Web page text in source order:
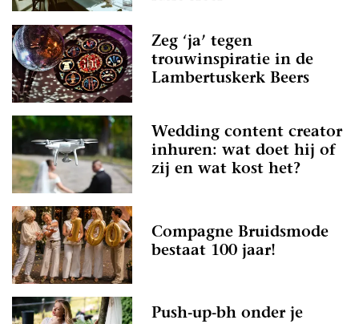
Zeg ‘ja’ tegen
trouwinspiratie in de
Lambertuskerk Beers
Wedding content creator
inhuren: wat doet hij of
zij en wat kost het?
Compagne Bruidsmode
bestaat 100 jaar!
Push-up-bh onder je